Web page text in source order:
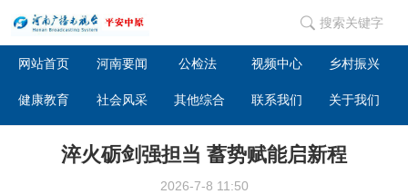
搜索关键字
网站首页 河南要闻 公检法 视频中心 乡村振兴
健康教育 社会风采 其他综合 联系我们 关于我们
淬火砺剑强担当 蓄势赋能启新程
2026-7-8 11:50